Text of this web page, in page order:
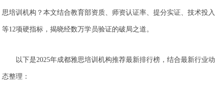
思培训机构？本文结合教育部资质、师资认证率、提分实证、技术投入
等12项硬指标，揭晓经数万学员验证的破局之道。
以下是2025年成都雅思培训机构推荐最新排行榜，结合最新行业动
态整理：